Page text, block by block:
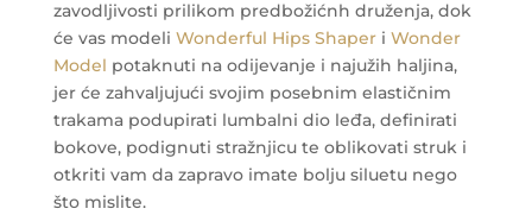
zavodljivosti prilikom predbožićnh druženja, dok
će vas modeli Wonderful Hips Shaperi Wonder
Model potaknuti na odijevanje i najužih haljina,
jer će zahvaljujući svojim posebnim elastičnim
trakama podupirati lumbalni dio leđa, definirati
bokove, podignuti stražnjicu te oblikovati struk i
otkriti vam da zapravo imate bolju siluetu nego
što mislite.